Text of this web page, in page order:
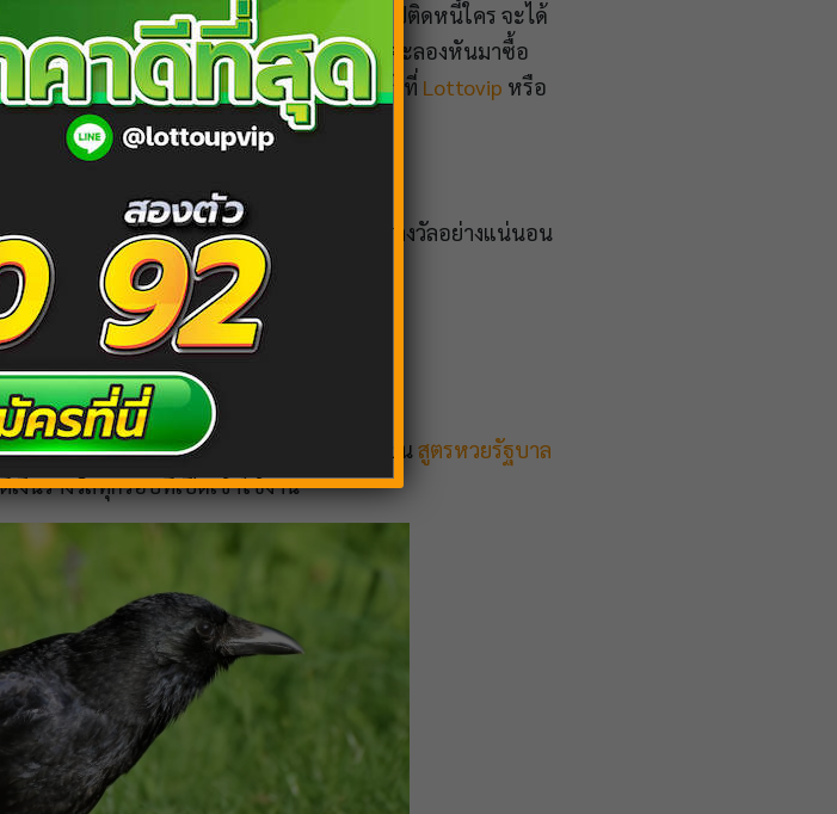
ดีกว่าที่ผ่านมา ใครที่เคยติดหนื้หรือคุณเคยไปติดหนี้ใคร จะได้
ดิมพันเสี่ยงโชคอีกด้วย ถึงเวลาแล้วที่คุณควรจะลองหันมาซื้อ
สักหน่อย โดยสามารถเดิมพันออนไลน์ได้แล้วที่ Lottovip หรือ
ามฝัน
ได้ทำการรวบรวมเลขเด็ดที่มีแววว่าจะออกรางวัลอย่างแน่นอน
ประเภทของหวยที่คุณต้องการเดิมพัน อาทิเช่นสูตรหวยรัฐบาล
งินรางวัลทุกรอบที่เปิดเข้าใช้งาน